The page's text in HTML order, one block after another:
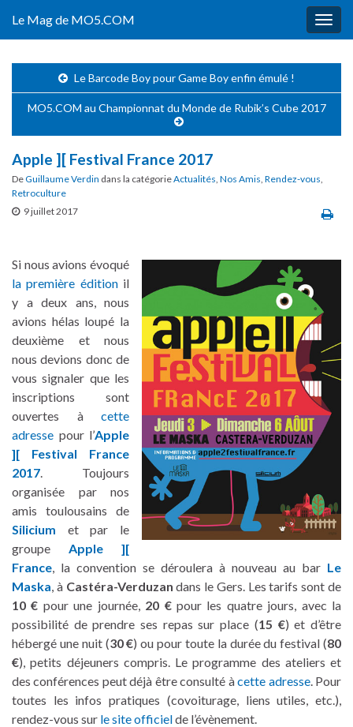
Le Mag de MO5.COM
Le Barcode Boy pour Game Boy enfin émulé !
MO5.COM au Championnat du Monde de Rubik’s Cube 2017
Apple ][ Festival France 2017
DeGuillaume Verdin dans la catégorieActualités, Nos Amis, Rendez-vous,
Retroculture
9 juillet 2017
Si nous avions évoqué
la première éditionil
y a deux ans, nous
avions hélas loupé la
deuxième et nous
nous devions donc de
vous signaler que les
inscriptions sont
ouvertes à cette
adresse pour l’Apple
][ Festival France
2017. Toujours
organisée par nos
amis toulousains de
Silicium et par le
groupe
Apple ][
France, la convention se déroulera à nouveau au bar Le
Maska, àCastéra-Verduzan dans le Gers. Les tarifs sont de
10 € pour une journée, 20 €pour les quatre jours, avec la
possibilité de prendre ses repas sur place (15 €) et d’être
hébergé une nuit (30 €) ou pour toute la durée du festival (80
€), petits déjeuners compris. Le programme des ateliers et
des conférences peut déjà être consulté àcette adresse. Pour
toutes les infos pratiques (covoiturage, liens utiles, etc.),
rendez-vous sur le site officielde l’évènement.